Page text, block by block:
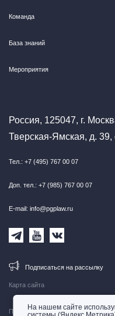
Карта сайта
Правовая информация
Команда
База знаний
Мероприятия
Россия, 125047, г.
Тверская-Ямская, д. 39,
Тел.: +7 (495) 767 00 07
Доп. тел.: +7 (985) 767 00 07
E-mail: info@pgplaw.ru
Подписаться на рассылку
На нашем сайте